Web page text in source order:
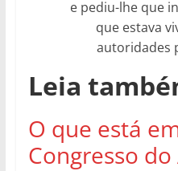
e pediu-lhe que
que estava
autoridades
Leia
O que está
Congresso do